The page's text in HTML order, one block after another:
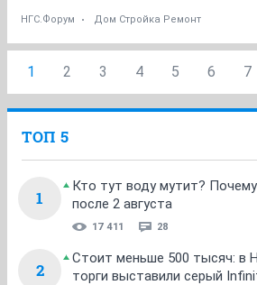
НГС.Форум Дом Стройка Ремонт
1 2 3 4 5 6 7
ТОП 5
1
Кто тут воду мутит?
после 2 августа
17 411 28
2
Стоит меньше 500 тысяч: в
торги выставили серый